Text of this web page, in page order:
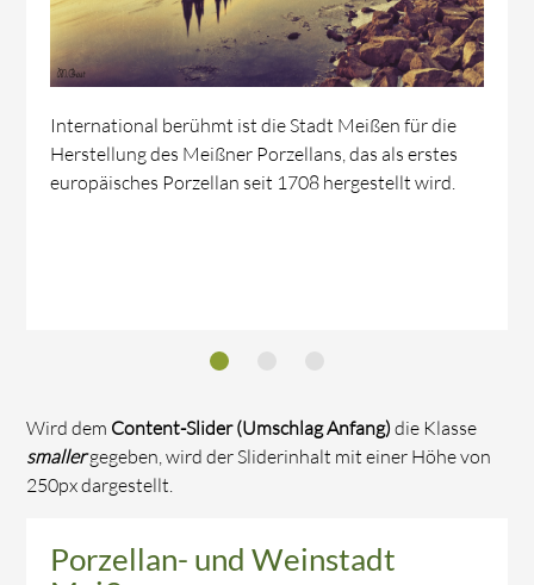
Eine Urkunde aus dem Jahr 1161 berichtet, daß sich
in Meißen am Osthang des Meisatales gegenüber der
Burg, ein schon gut im Ertrag stehender Weinberg
befunden hat.
Wird dem Content-Slider (Umschlag Anfang) die Klasse
smallergegeben, wird der Sliderinhalt mit einer Höhe von
250px dargestellt.
850 Jahre Weinbau in Sachsen